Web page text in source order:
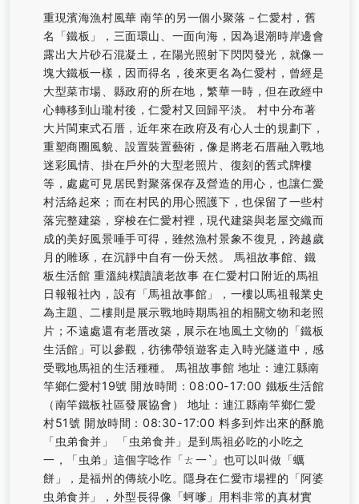
重現濱海漁村風華 南竿的另一個小聚落－仁愛村，舊
名「鐵板」，三面環山、一面向海，因為退潮時岸邊會
露出大片砂石混凝土，在陽光照射下閃閃發光，就像一
塊大鐵板一樣，因而得名，後來更名為仁愛村，曾經是
大型菜市場、縣政府的所在地，繁華一時，但在政經中
心轉移到山瓏村後，仁愛村又回歸平淡。 村中分布著
大片閩東式石厝，近年來在政府及有心人士的規劃下，
重塑商圈風貌、設置裝置藝術，像是將老石厝融入戰地
迷彩風情、掛在戶外的大型老照片、復刻的舊式牌樓
等，處處可見居民對聚落保存及營造的用心，也讓仁愛
村活絡起來；而在村民的用心照護下，也保留了一些村
落完整建築，穿梭在仁愛村裡，現代建築與老屋交織而
成的美好風景唾手可得，雖然漁村景象不復見，跨越歲
月的雕琢，在沉靜中自有一份天然。 馬祖故事館、鐵
板生活館 重溫純樸讀讀老故事 在仁愛村口附近的馬祖
日報報社內，設有「馬祖故事館」，一樓以馬祖報業史
為主題、二樓則是展示戰地時期馬祖的相關文物和老照
片；不遠處還有老厝改築，展示在地風土文物的「鐵板
生活館」可以參觀，彷彿帶領遊客走入時光隧道中，感
受戰地馬祖的生活種種。 馬祖故事館 地址：連江縣南
竿鄉仁愛村19號 開放時間：08:00-17:00 鐵板生活館
（南竿鐵板社區發展協會） 地址：連江縣南竿鄉仁愛
村51號 開放時間：08:30-17:00 料多到炸出來的酥脆
「虫弟食并」 「虫弟食并」是到馬祖必吃的小吃之
一，「虫弟」這個字唸作「ㄊ一ˋ」也可以叫做「蠣
餅」，是福州的傳統小吃。隱身在仁愛市場裡的「阿婆
虫弟食并」，外型長得像「蚵嗲」用料非常的真材實